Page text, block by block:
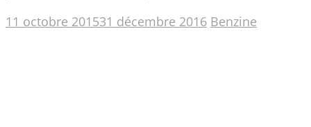
11 octobre 201531 décembre 2016 Benzine